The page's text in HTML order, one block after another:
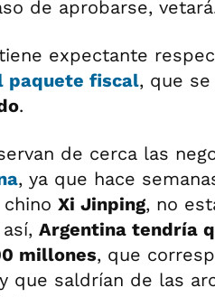
de aprobarse,
expectante
paquete fiscal, que
.
de cerca las
, ya que hace
Xi Jinping, no
Argentina tendría
millones, que
que saldrían de las